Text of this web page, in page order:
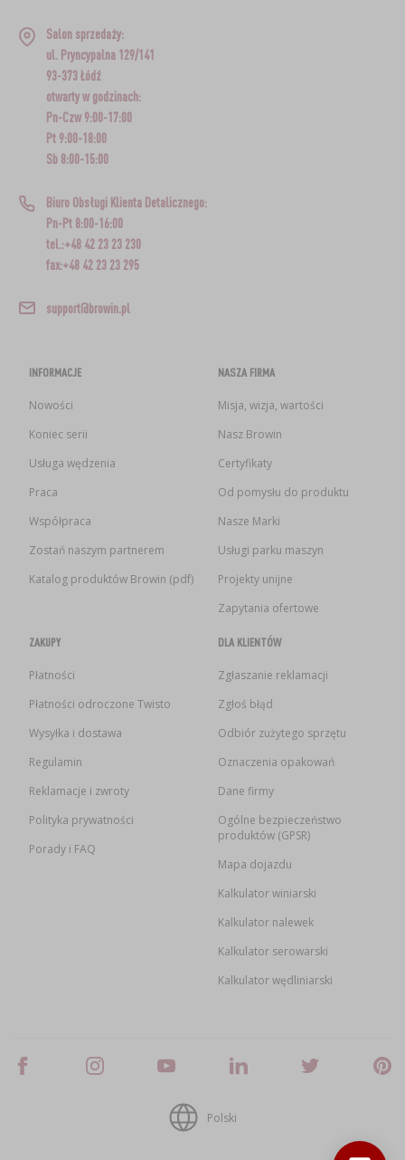
Salon sprzedaży:
ul. Pryncypalna 129/141
93-373 Łódź
otwarty w godzinach:
Pn-Czw 9:00-17:00
Pt 9:00-18:00
Sb 8:00-15:00
Biuro Obsługi Klienta Detalicznego:
Pn-Pt 8:00-16:00
tel.:+48 42 23 23 230
fax:+48 42 23 23 295
support@browin.pl
INFORMACJE
Nowości
Koniec serii
Usługa wędzenia
Praca
Współpraca
Zostań naszym partnerem
Katalog produktów Browin (pdf)
NASZA FIRMA
Misja, wizja, wartości
Nasz Browin
Certyfikaty
Od pomysłu do produktu
Nasze Marki
Usługi parku maszyn
Projekty unijne
Zapytania ofertowe
ZAKUPY
Płatności
Płatności odroczone Twisto
Wysyłka i dostawa
Regulamin
Reklamacje i zwroty
Polityka prywatności
Porady i FAQ
DLA KLIENTÓW
Zgłaszanie reklamacji
Zgłoś błąd
Odbiór zużytego sprzętu
Oznaczenia opakowań
Dane firmy
Ogólne bezpieczeństwo
produktów (GPSR)
Mapa dojazdu
Kalkulator winiarski
Kalkulator nalewek
Kalkulator serowarski
Kalkulator wędliniarski
Polski